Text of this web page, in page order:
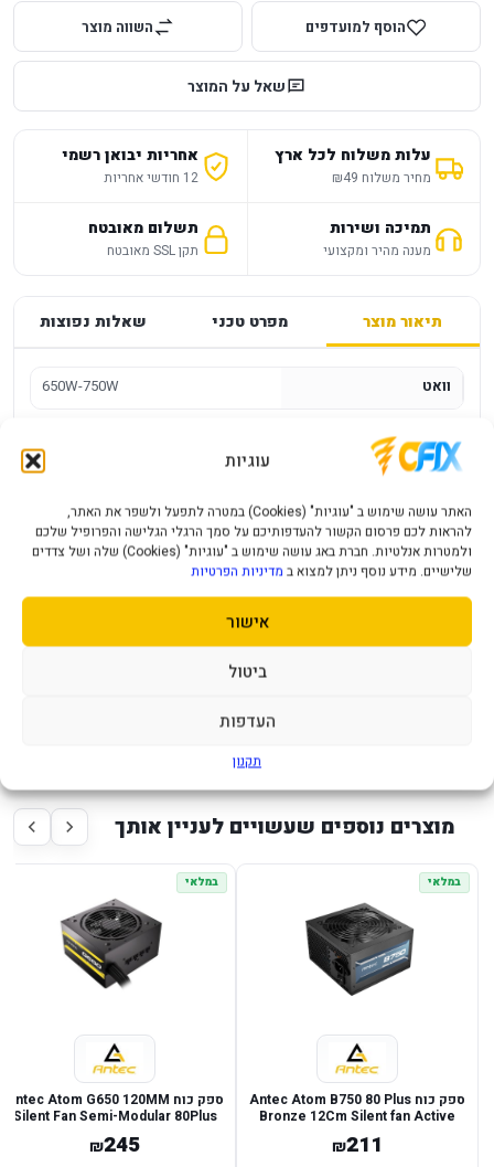
עוגיות
האתר עושה שימוש ב "עוגיות" (Cookies) במטרה לתפעל ולשפר את האתר,
להראות לכם פרסום הקשור להעדפותיכם על סמך הרגלי הגלישה והפרופיל שלכם
ולמטרות אנלטיות. חברת באג עושה שימוש ב "עוגיות" (Cookies) שלה ושל צדדים
שלישיים. מידע נוסף ניתן למצוא ב מדיניות הפרטיות
אישור
ביטול
העדפות
תקנון
הוסף למועדפים השווה מוצר
שאל על המוצר
עלות משלוח לכל ארץ
מחיר משלוח ₪49
אחריות יבואן רשמי
12 חודשי אחריות
תמיכה ושירות
מענה מהיר ומקצועי
תשלום מאובטח
תקן SSL מאובטח
תיאור מוצר מפרט טכני שאלות נפוצות
וואט 650W-750W
ספק כוח Antec Atom V750 Active Pfc
WATT 750W
חיבור לכרטיס מסך 2X8 PIN
גודל מאוורר בס"מ 12
SILENT SILENT FAN
מוצרים נוספים שעשויים לעניין אותך
במלאי
ספק כוח Antec Atom B750 80 Plus
Bronze 12Cm Silent fan Active
PFC
₪211
במלאי
ספק כוח Antec Atom G650 120MM
Silent Fan Semi-Modular 80Plus
Gold
₪245